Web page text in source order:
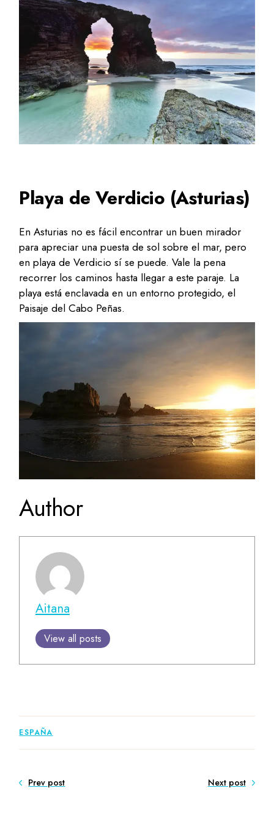
Playa de Verdicio (Asturias)
En Asturias no es fácil encontrar un buen mirador
para apreciar una puesta de sol sobre el mar, pero
en playa de Verdicio sí se puede. Vale la pena
recorrer los caminos hasta llegar a este paraje. La
playa está enclavada en un entorno protegido, el
Paisaje del Cabo Peñas.
Author
Aitana
View all posts
ESPAÑA
Prev post Next post